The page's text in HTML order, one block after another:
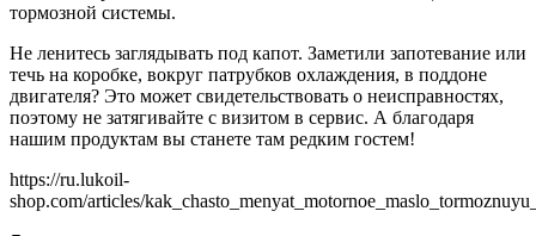
тормозной системы.
Не ленитесь заглядывать под капот. Заметили запотевание или
течь на коробке, вокруг патрубков охлаждения, в поддоне
двигателя? Это может свидетельствовать о неисправностях,
поэтому не затягивайте с визитом в сервис. А благодаря
нашим продуктам вы станете там редким гостем!
https://ru.lukoil-
shop.com/articles/